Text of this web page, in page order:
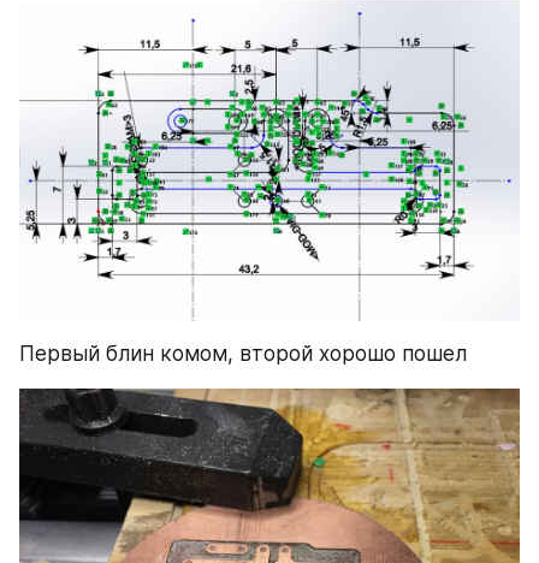
Первый блин комом, второй хорошо пошел